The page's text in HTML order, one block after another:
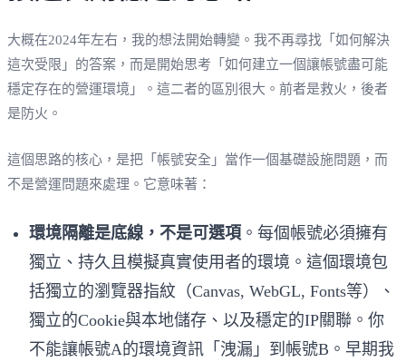
大概在2024年左右，我的想法開始轉變。我不再尋找「如何解決
這次受限」的答案，而是開始思考「如何建立一個讓帳號盡可能
穩定存在的營運環境」。這二者的區別很大。前者是救火，後者
是防火。
這個思路的核心，是把「帳號安全」當作一個基礎設施問題，而
不是營運問題來處理。它意味著：
環境隔離是底線，不是可選項 。每個帳號必須擁有
獨立、持久且模擬真實使用者的環境。這個環境包
括獨立的瀏覽器指紋（Canvas, WebGL, Fonts等）、
獨立的Cookie與本地儲存、以及穩定的IP關聯。你
不能讓帳號A的環境資訊「洩漏」到帳號B。早期我